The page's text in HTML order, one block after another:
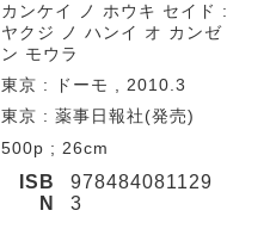
カンケイ ノ ホウキ セイド :
ヤクジ ノ ハンイ オ カンゼ
ン モウラ
東京 : ドーモ , 2010.3
東京 : 薬事日報社(発売)
500p ; 26cm
ISB
N
978484081129
3